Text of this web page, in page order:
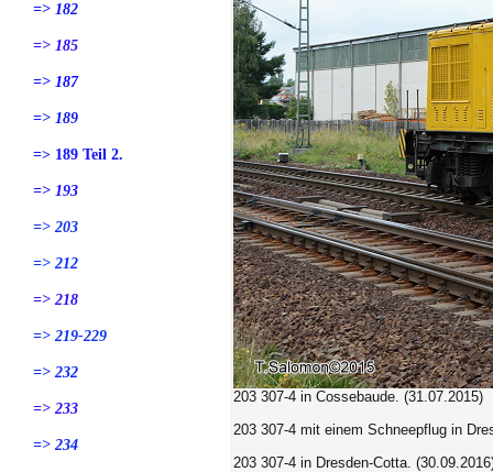
=> 182
=> 185
=> 187
=> 189
=> 189 Teil 2.
=> 193
=> 203
=> 212
=> 218
=> 219-229
=> 232
=> 233
=> 234
203 307-4 in Cossebaude. (31.07.2015)
203 307-4 mit einem Schneepflug in
203 307-4 in Dresden-Cotta.